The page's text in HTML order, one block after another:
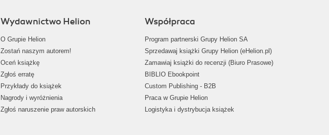
Wydawnictwo Helion
O Grupie Helion
Zostań naszym autorem!
Oceń książkę
Zgłoś erratę
Przykłady do książek
Nagrody i wyróżnienia
Zgłoś naruszenie praw autorskich
Współpraca
Program partnerski Grupy Helion SA
Sprzedawaj książki Grupy Helion (eHelion.pl)
Zamawiaj książki do recenzji (Biuro Prasowe)
BIBLIO Ebookpoint
Custom Publishing - B2B
Praca w Grupie Helion
Logistyka i dystrybucja książek